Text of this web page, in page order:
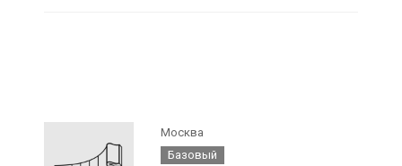
Москва
Базовый